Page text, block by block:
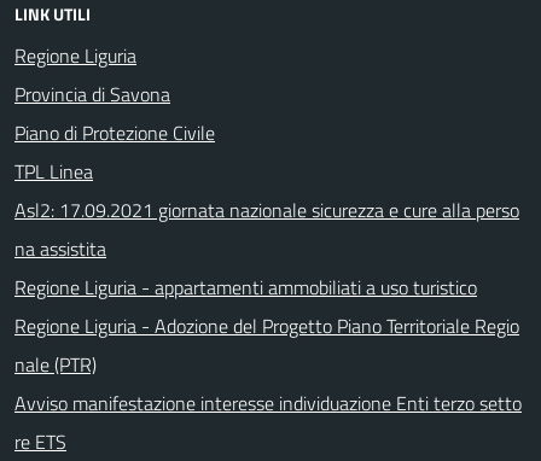
LINK UTILI
Regione Liguria
Provincia di Savona
Piano di Protezione Civile
TPL Linea
Asl2: 17.09.2021 giornata nazionale sicurezza e cure alla perso
na assistita
Regione Liguria - appartamenti ammobiliati a uso turistico
Regione Liguria - Adozione del Progetto Piano Territoriale Regio
nale (PTR)
Avviso manifestazione interesse individuazione Enti terzo setto
re ETS